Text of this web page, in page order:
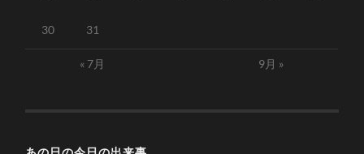
30 31
« 7月 9月 »